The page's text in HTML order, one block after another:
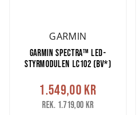
GARMIN
GARMIN SPECTRA™ LED-
STYRMODULEN LC102 (BV*)
1.549,00 kr
Rek. 1.719,00 kr